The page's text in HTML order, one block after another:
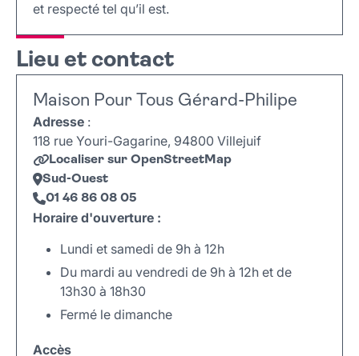
et respecté tel qu’il est.
Lieu et contact
Maison Pour Tous Gérard-Philipe
Adresse :
118 rue Youri-Gagarine, 94800 Villejuif
Localiser sur OpenStreetMap
Sud-Ouest
01 46 86 08 05
Horaire d'ouverture :
Lundi et samedi de 9h à 12h
Du mardi au vendredi de 9h à 12h et de
13h30 à 18h30
Fermé le dimanche
Accès